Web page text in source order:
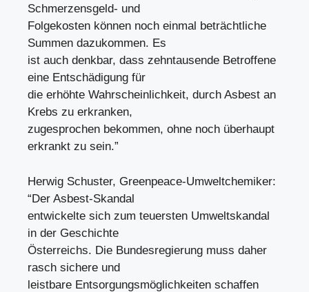
Schmerzensgeld- und
Folgekosten können noch einmal beträchtliche
Summen dazukommen. Es
ist auch denkbar, dass zehntausende Betroffene
eine Entschädigung für
die erhöhte Wahrscheinlichkeit, durch Asbest an
Krebs zu erkranken,
zugesprochen bekommen, ohne noch überhaupt
erkrankt zu sein.”
Herwig Schuster, Greenpeace-Umweltchemiker:
“Der Asbest-Skandal
entwickelte sich zum teuersten Umweltskandal
in der Geschichte
Österreichs. Die Bundesregierung muss daher
rasch sichere und
leistbare Entsorgungsmöglichkeiten schaffen